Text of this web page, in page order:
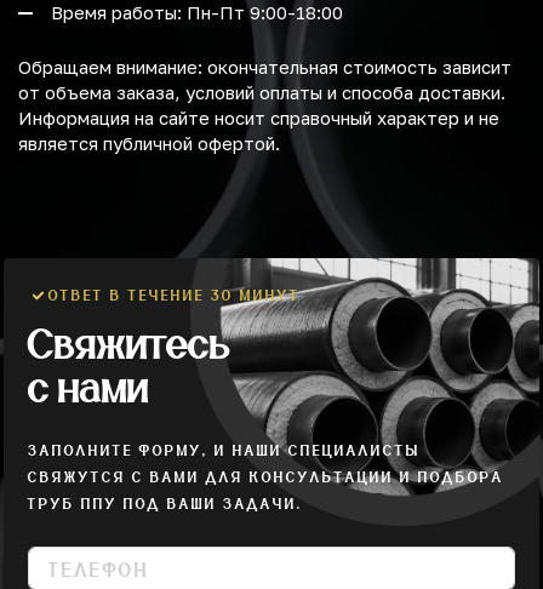
Время работы: Пн-Пт 9:00-18:00
Обращаем внимание: окончательная стоимость зависит
от объема заказа, условий оплаты и способа доставки.
Информация на сайте носит справочный характер и не
является публичной офертой.
ОТВЕТ В ТЕЧЕНИЕ 30 МИНУТ
Свяжитесь
с нами
ЗАПОЛНИТЕ ФОРМУ, И НАШИ СПЕЦИАЛИСТЫ
СВЯЖУТСЯ С ВАМИ ДЛЯ КОНСУЛЬТАЦИИ И ПОДБОРА
ТРУБ ППУ ПОД ВАШИ ЗАДАЧИ.